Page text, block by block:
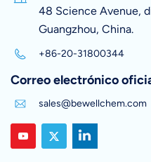
48 Science Avenue,
Guangzhou, China.
+86-20-31800344
Correo electrónico
sales@bewellchem.com